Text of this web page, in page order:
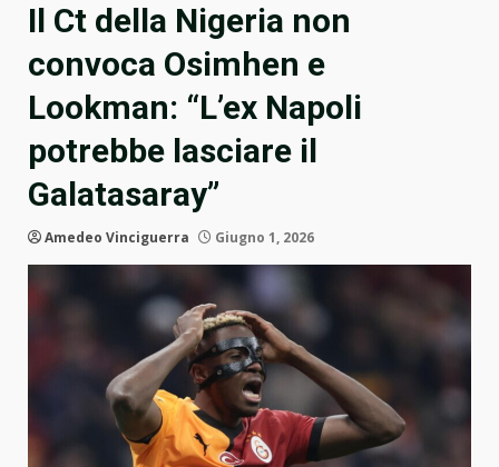
Il Ct della Nigeria non
convoca Osimhen e
Lookman: “L’ex Napoli
potrebbe lasciare il
Galatasaray”
Amedeo Vinciguerra Giugno 1, 2026